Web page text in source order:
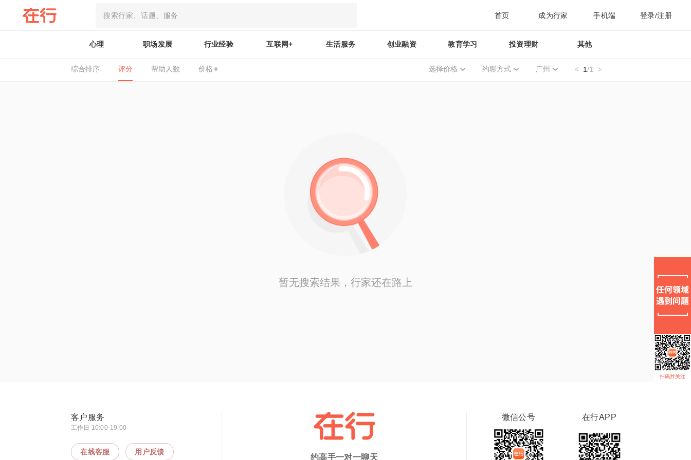
首页 成为行家 手机端 登录/注册
心理 职场发展 行业经验 互联网+ 生活服务 创业融资 教育学习 投资理财 其他
综合排序 评分 帮助人数 价格 选择价格 约聊方式 广州 1/1
暂无搜索结果，行家还在路上
扫码并关注
客户服务
工作日 10:00-19:00
在线客服 用户反馈
约高手一对一聊天
微信公号 在行APP